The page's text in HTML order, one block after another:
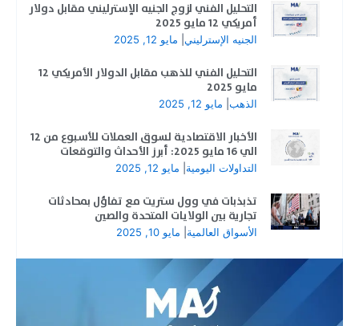
التحليل الفني لزوج الجنيه الإسترليني مقابل دولار
أمريكي 12 مايو 2025
الجنيه الإسترليني مايو 12, 2025
التحليل الفني للذهب مقابل الدولار الأمريكي 12
مايو 2025
الذهب مايو 12, 2025
الأخبار الاقتصادية لسوق العملات للأسبوع من 12
الي 16 مايو 2025: أبرز الأحداث والتوقعات
التداولات اليومية مايو 12, 2025
تذبذبات في وول ستريت مع تفاؤل بمحادثات
تجارية بين الولايات المتحدة والصين
الأسواق العالمية مايو 10, 2025